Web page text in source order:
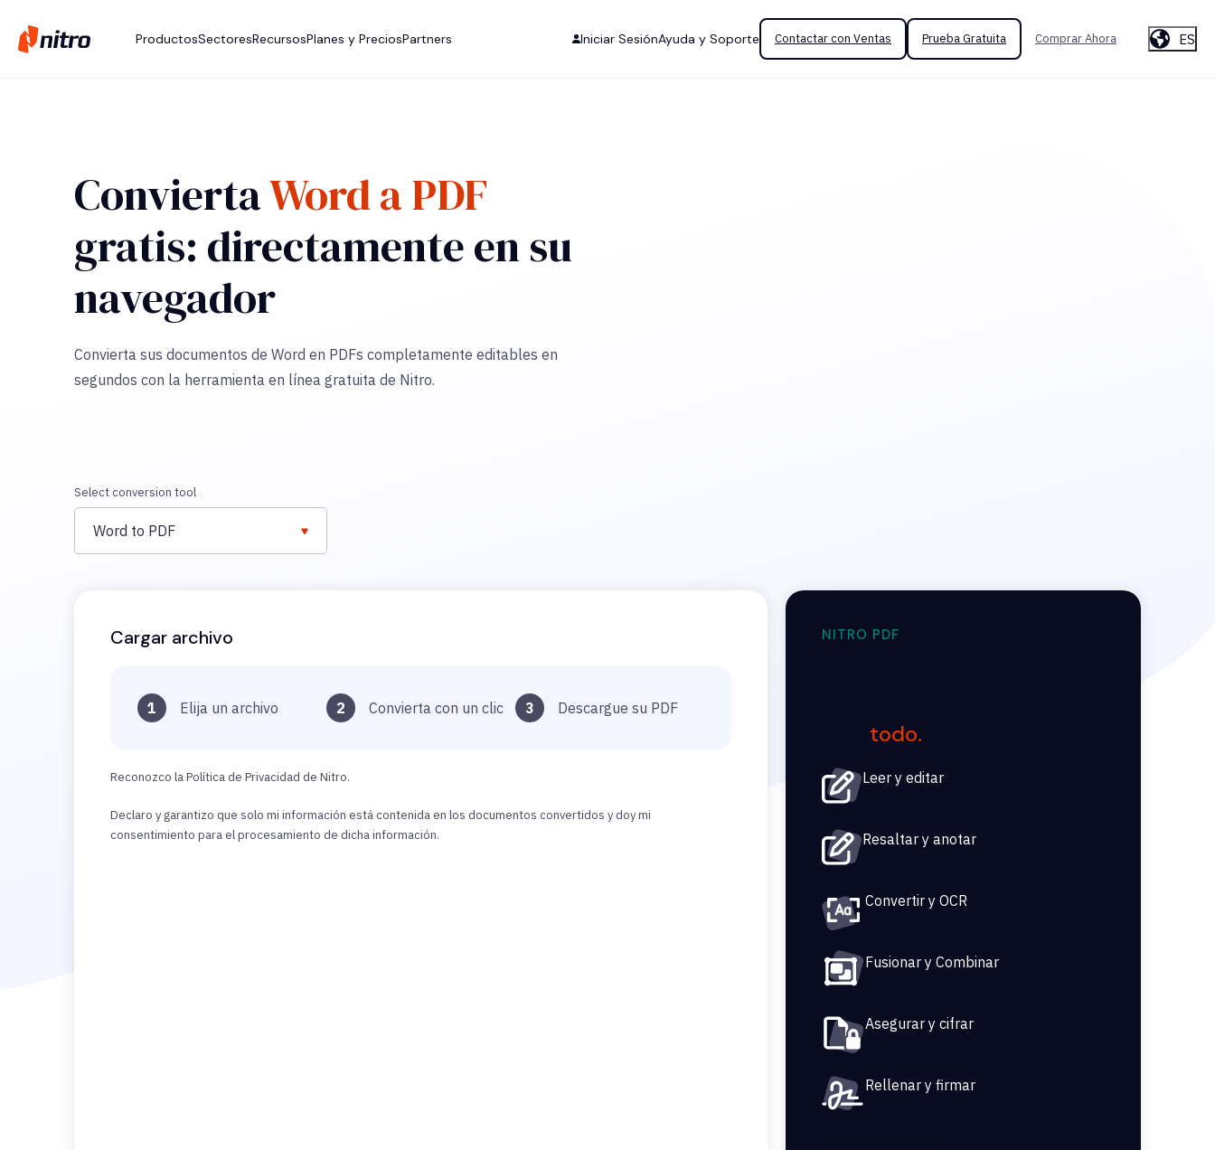
ProductosSectoresRecursosPlanes y PreciosPartners Iniciar SesiónAyuda y Soporte Contactar con Ventas Prueba Gratuita Comprar Ahora ES
ConviertaWord a PDF
gratis: directamente en su
navegador
Convierta sus documentos de Word en PDFs completamente editables en
segundos con la herramienta en línea gratuita de Nitro.
Select conversion tool
Word to PDF
Cargar archivo
1 Elija un archivo 2 Convierta con un clic 3 Descargue su PDF
Reconozco la Política de Privacidad de Nitro.
Declaro y garantizo que solo mi información está contenida en los documentos convertidos y doy mi
consentimiento para el procesamiento de dicha información.
NITRO PDF
todo.
Leer y editar
Resaltar y anotar
Convertir y OCR
Fusionar y Combinar
Asegurar y cifrar
Rellenar y firmar